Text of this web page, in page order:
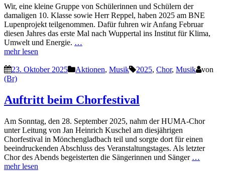
Wir, eine kleine Gruppe von Schülerinnen und Schülern der
damaligen 10. Klasse sowie Herr Reppel, haben 2025 am BNE
Lupenprojekt teilgenommen. Dafür fuhren wir Anfang Februar
diesen Jahres das erste Mal nach Wuppertal ins Institut für Klima,
Umwelt und Energie. …
mehr lesen
23. Oktober 2025 Aktionen, Musik 2025, Chor, Musik
von
(Br)
Auftritt beim Chorfestival
Am Sonntag, den 28. September 2025, nahm der HUMA-Chor
unter Leitung von Jan Heinrich Kuschel am diesjährigen
Chorfestival in Mönchengladbach teil und sorgte dort für einen
beeindruckenden Abschluss des Veranstaltungstages. Als letzter
Chor des Abends begeisterten die Sängerinnen und Sänger …
mehr lesen